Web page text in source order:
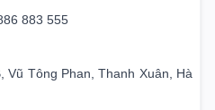
883 555
Vũ Tông Phan, Thanh Xuân, Hà